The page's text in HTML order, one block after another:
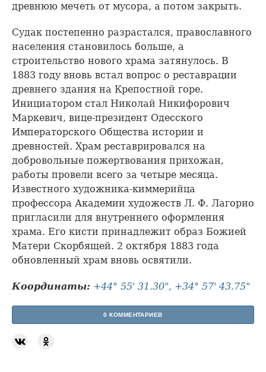
древнюю мечеть от мусора, а потом закрыть.
Судак постепенно разрастался, православного
населения становилось больше, а
строительство нового храма затянулось. В
1883 году вновь встал вопрос о реставрации
древнего здания на Крепостной горе.
Инициатором стал Николай Никифорович
Маркевич, вице-президент Одесского
Императорского Общества истории и
древностей. Храм реставрировался на
добровольные пожертвования прихожан,
работы провели всего за четыре месяца.
Известного художника-киммерийца
профессора Академии художеств Л. Ф. Лагорио
пригласили для внутреннего оформления
храма. Его кисти принадлежит образ Божией
Матери Скорбящей. 2 октября 1883 года
обновленный храм вновь освятили.
Координаты: +44° 55' 31.30", +34° 57' 43.75"
0 КОММЕНТАРИЕВ